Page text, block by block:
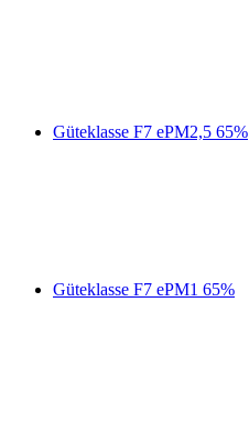
Güteklasse F7 ePM2,5 65%
Güteklasse F7 ePM1 65%